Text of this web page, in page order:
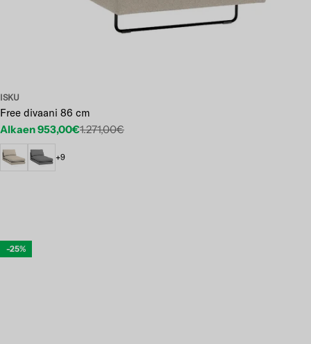
ISKU
Free divaani 86 cm
Etuhinta
Alkaen 953,00€
Normaalihinta 1.271,00€
+9
-25%